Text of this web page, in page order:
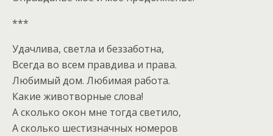
***
Удачлива, светла и беззаботна,
Всегда во всем правдива и права.
Любимый дом. Любимая работа.
Какие животворные слова!
А сколько окон мне тогда светило,
А сколько шестизначных номеров